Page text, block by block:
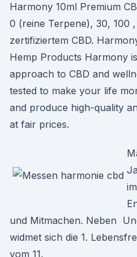
Harmony 10ml Premium
0 (reine Terpene), 30, 100
zertifiziertem CBD.
Hemp Products Harmony
approach to CBD and
tested to make your life
and produce high-quality
at fair prices.
und Mitmachen. Neben
widmet sich die 1.
vom 11.